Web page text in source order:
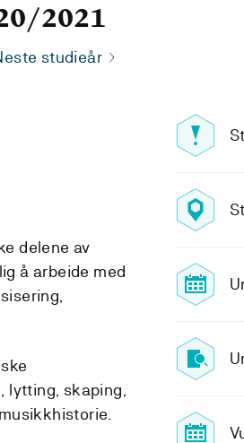
2021
studieår
delene av
å arbeide med
skaping,